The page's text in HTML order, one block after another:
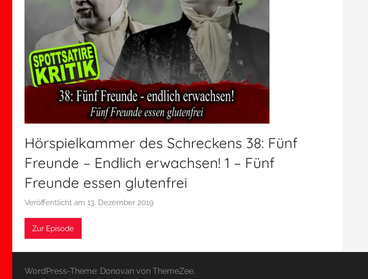
Hörspielkammer des Schreckens 38: Fünf
Freunde – Endlich erwachsen! 1 – Fünf
Freunde essen glutenfrei
Veröffentlicht am 13. Dezember 2019
e
Zur Episode
WordPress-Theme: Donovan von ThemeZee.